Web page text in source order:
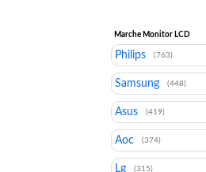
Marche Monitor LCD
Philips (763)
Samsung (448)
Asus (419)
Aoc (374)
Lg (315)